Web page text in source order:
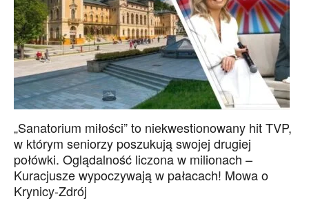
„Sanatorium miłości” to niekwestionowany hit TVP,
w którym seniorzy poszukują swojej drugiej
połówki. Oglądalność liczona w milionach –
Kuracjusze wypoczywają w pałacach! Mowa o
Krynicy-Zdrój